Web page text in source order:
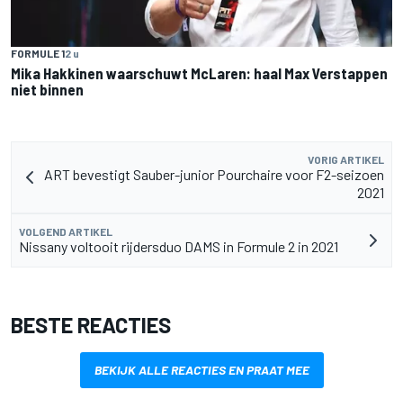
FORMULE 12 u
Mika Hakkinen waarschuwt McLaren: haal Max Verstappen
niet binnen
VORIG ARTIKEL
ART bevestigt Sauber-junior Pourchaire voor F2-seizoen
2021
VOLGEND ARTIKEL
Nissany voltooit rijdersduo DAMS in Formule 2 in 2021
BESTE REACTIES
BEKIJK ALLE REACTIES EN PRAAT MEE